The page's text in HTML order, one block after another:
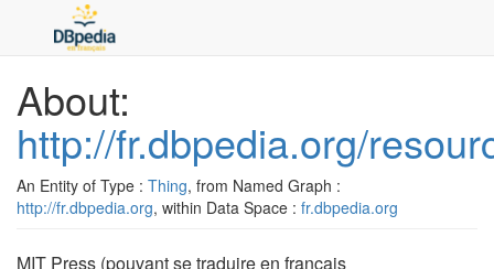
About:
http://fr.dbpedia.org/
An Entity of Type : Thing, from Named Graph :
http://fr.dbpedia.org, within Data Space : fr.dbpedia.org
MIT Press (pouvant se traduire en français